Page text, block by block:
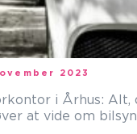
2023
i Århus: Alt, du
at vide om bilsyn